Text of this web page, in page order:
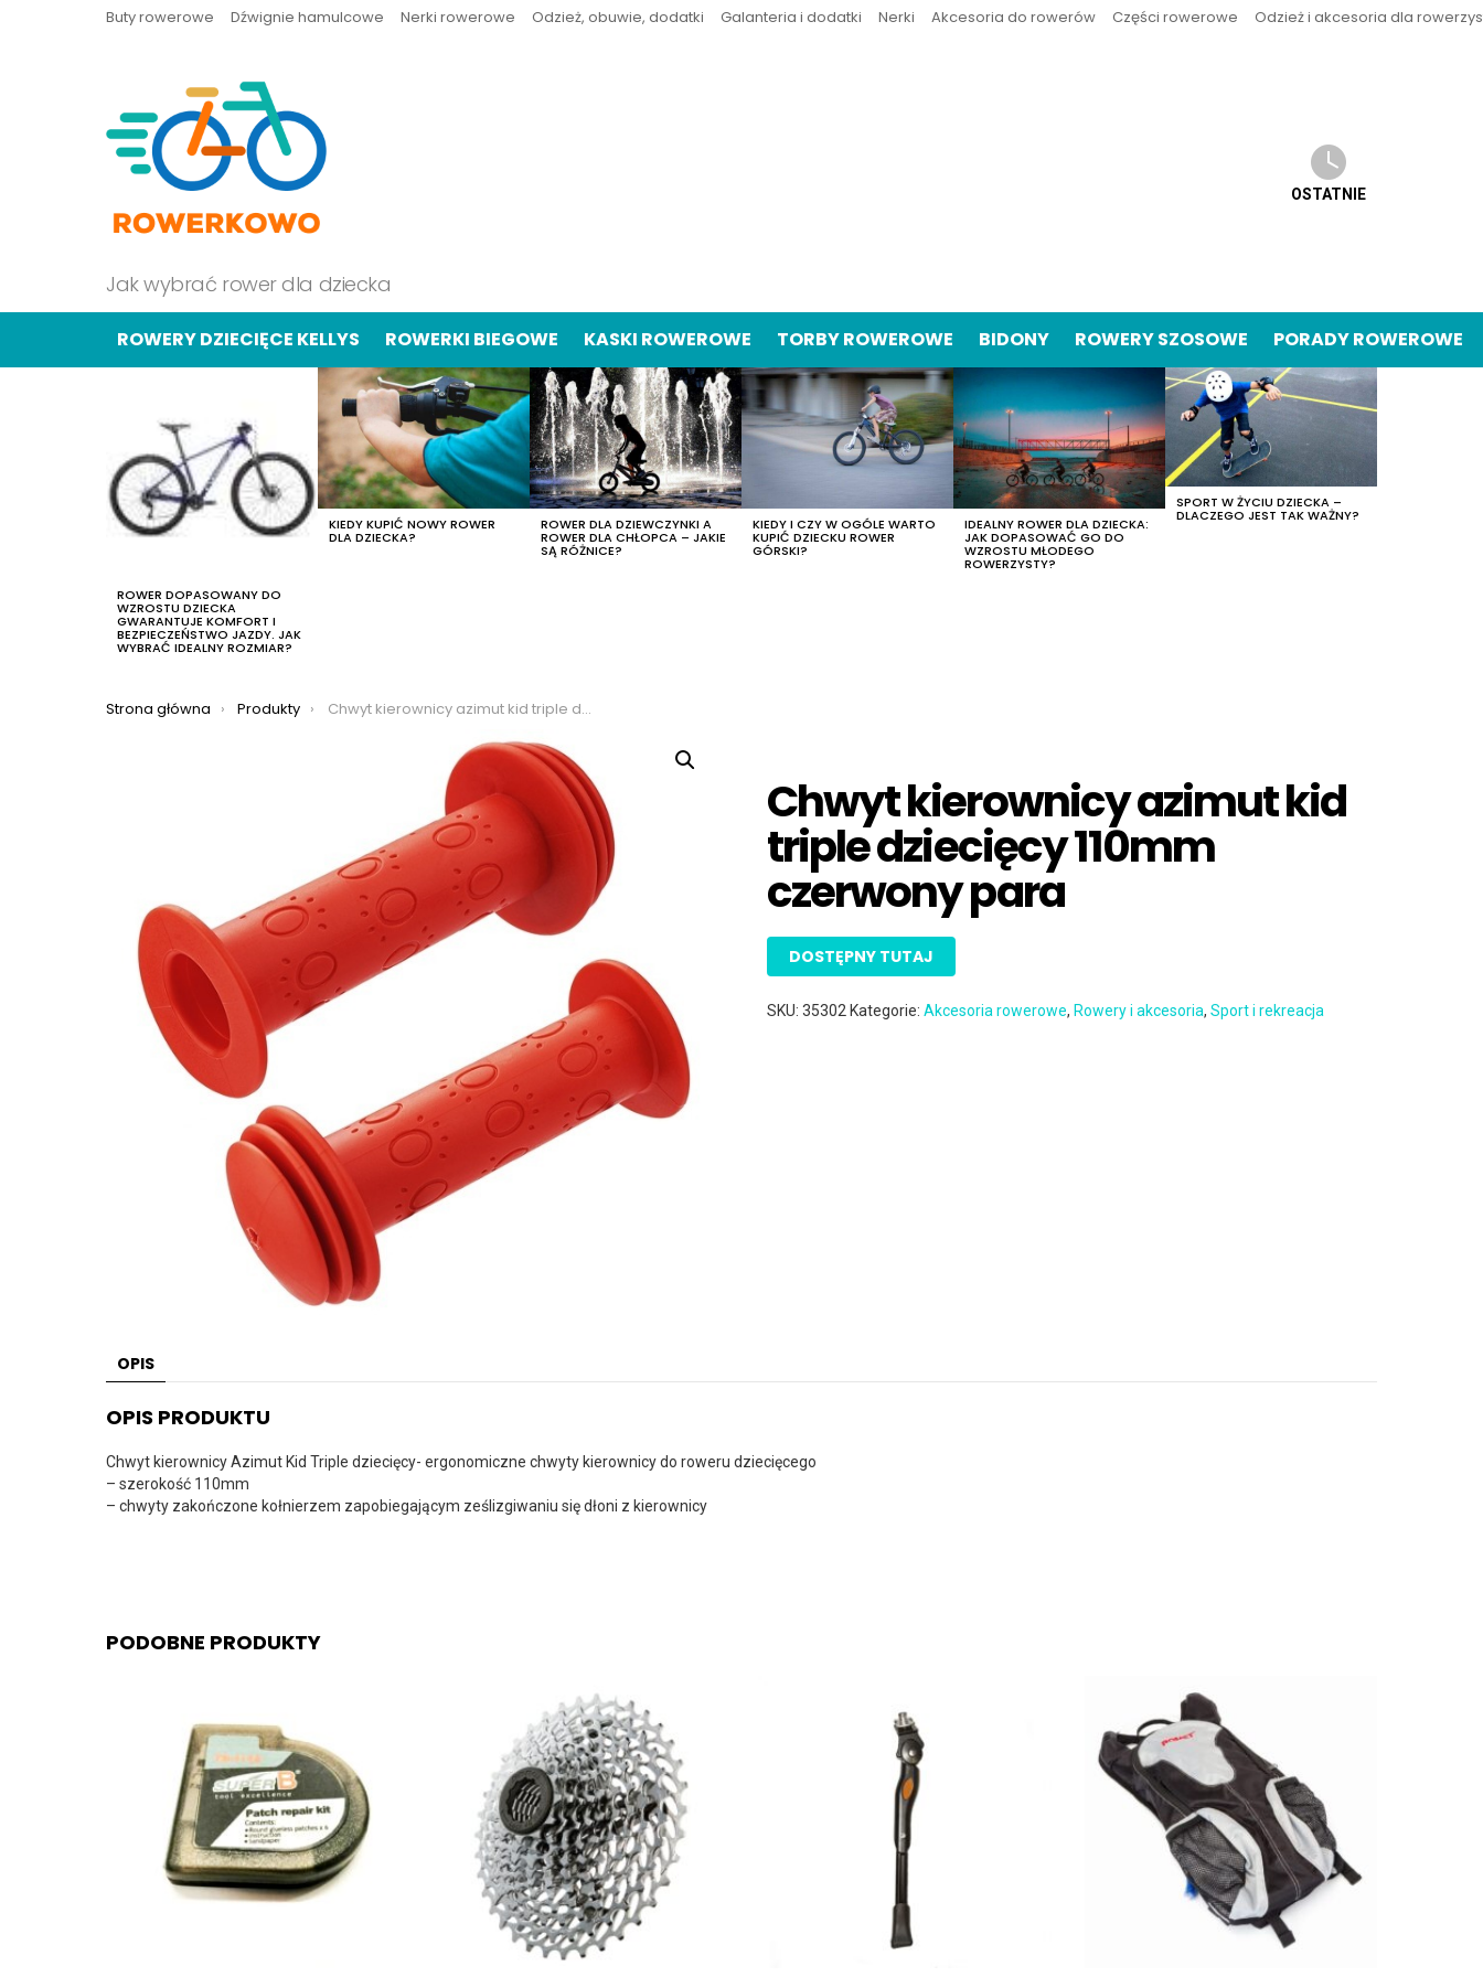
Buty rowerowe Dźwignie hamulcowe Nerki rowerowe Odzież, obuwie, dodatki Galanteria i dodatki Nerki Akcesoria do rowerów Części rowerowe Odzież i akcesoria dla
Jak wybrać rower dla dziecka
OSTATNIE
ROWERY DZIECIĘCE KELLYS ROWERKI BIEGOWE KASKI ROWEROWE TORBY ROWEROWE BIDONY ROWERY SZOSOWE PORADY ROWEROWE
ROWER DOPASOWANY DO
WZROSTU DZIECKA
GWARANTUJE KOMFORT I
BEZPIECZEŃSTWO JAZDY. JAK
WYBRAĆ IDEALNY ROZMIAR?
KIEDY KUPIĆ NOWY ROWER
DLA DZIECKA?
ROWER DLA DZIEWCZYNKI A
ROWER DLA CHŁOPCA – JAKIE
SĄ RÓŻNICE?
KIEDY I CZY W OGÓLE WARTO
KUPIĆ DZIECKU ROWER
GÓRSKI?
IDEALNY ROWER DLA DZIECKA:
JAK DOPASOWAĆ GO DO
WZROSTU MŁODEGO
ROWERZYSTY?
SPORT W ŻYCIU DZIECKA –
DLACZEGO JEST TAK WAŻNY?
Jesteś tutaj:
Strona główna Produkty Chwyt kierownicy azimut kid triple dziecięcy 110mm czerwony para
Chwyt kierownicy azimut kid
triple dziecięcy 110mm
czerwony para
DOSTĘPNY TUTAJ
SKU:35302 Kategorie:Akcesoria rowerowe, Rowery i akcesoria,Sport i rekreacja
OPIS
OPIS PRODUKTU
Chwyt kierownicy Azimut Kid Triple dziecięcy- ergonomiczne chwyty kierownicy do roweru dziecięcego
– szerokość 110mm
– chwyty zakończone kołnierzem zapobiegającym ześlizgiwaniu się dłoni z kierownicy
PODOBNE PRODUKTY